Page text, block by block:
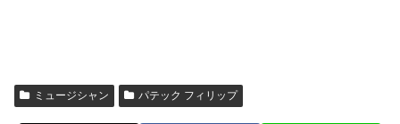
ミュージシャン パテック フィリップ